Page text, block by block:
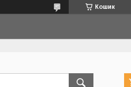
Кошик